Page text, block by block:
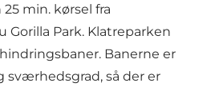
min. kørsel fra
Gorilla Park. Klatreparken
Banerne er
sværhedsgrad, så der er